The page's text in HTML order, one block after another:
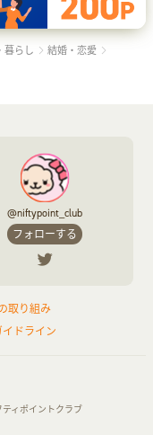
暮らし
結婚・恋愛
@niftypoint_club
フォローする
取り組み
ドライン
ィポイントクラブ